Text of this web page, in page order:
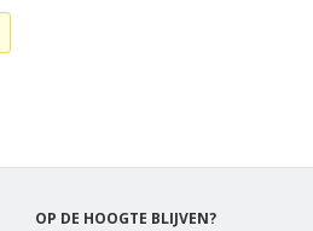
OP DE HOOGTE BLIJVEN?